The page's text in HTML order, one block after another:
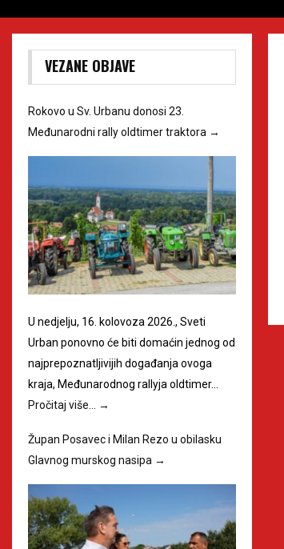
VEZANE OBJAVE
Rokovo u Sv. Urbanu donosi 23.
Međunarodni rally oldtimer traktora →
U nedjelju, 16. kolovoza 2026., Sveti
Urban ponovno će biti domaćin jednog od
najprepoznatljivijih događanja ovoga
kraja, Međunarodnog rallyja oldtimer…
Pročitaj više…
→
Župan Posavec i Milan Rezo u obilasku
Glavnog murskog nasipa →